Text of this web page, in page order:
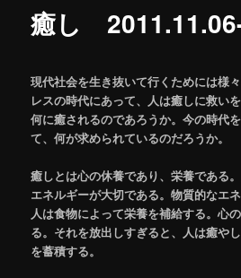
癒し
現代社会を生き抜いて行くためには様
レスの時代にあって、人は癒しに救い
何に癒されるのであろうか。今の時代
て、何が求められているのだろうか。
癒しとは心の休養であり、栄養である
エネルギーが大切である。物質的なエ
人は食物によって栄養を補給する。心
る。それを放出しすぎると、人は癒や
を蓄積する。